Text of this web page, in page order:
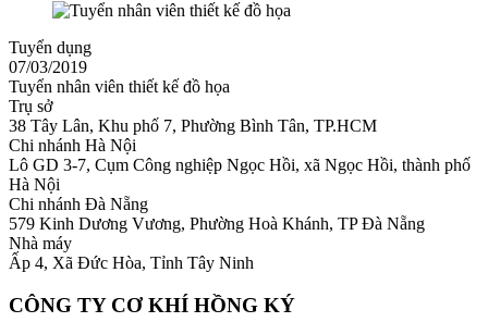
Tuyển dụng
07/03/2019
Tuyển nhân viên thiết kế đồ họa
Trụ sở
38 Tây Lân, Khu phố 7, Phường Bình Tân, TP.HCM
Chi nhánh Hà Nội
Lô GD 3-7, Cụm Công nghiệp Ngọc Hồi, xã Ngọc Hồi, thành phố
Hà Nội
Chi nhánh Đà Nẵng
579 Kinh Dương Vương, Phường Hoà Khánh, TP Đà Nẵng
Nhà máy
Ấp 4, Xã Đức Hòa, Tỉnh Tây Ninh
CÔNG TY CƠ KHÍ HỒNG KÝ